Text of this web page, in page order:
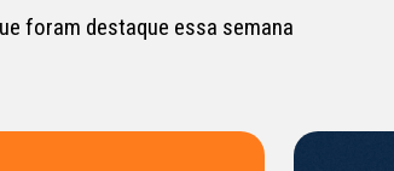
foram destaque essa semana